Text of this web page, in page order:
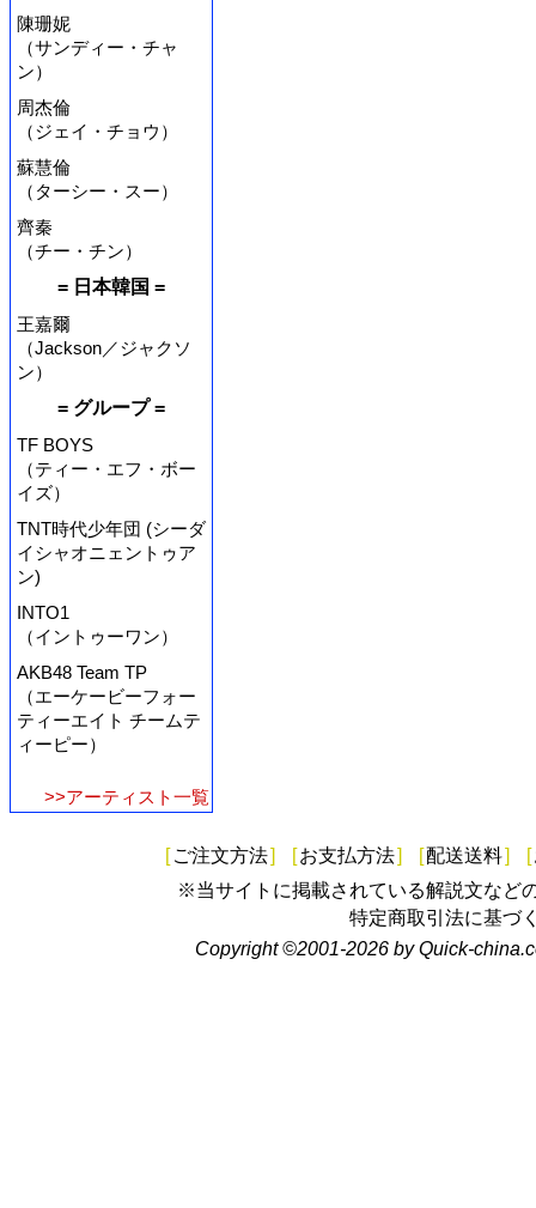
陳珊妮
（サンディー・チャ
ン）
周杰倫
（ジェイ・チョウ）
蘇慧倫
（ターシー・スー）
齊秦
（チー・チン）
= 日本韓国 =
王嘉爾
（Jackson／ジャクソ
ン）
= グループ =
TF BOYS
（ティー・エフ・ボー
イズ）
TNT時代少年団 (シーダ
イシャオニェントゥア
ン)
INTO1
（イントゥーワン）
AKB48 Team TP
（エーケービーフォー
ティーエイト チームテ
ィーピー）
>>アーティスト一覧
[ ご注文方法] [お支払方法] [配送送料] [
※当サイトに掲載されている解説文など
特定商取引法に基づ
Copyright ©2001-2026 by Quick-